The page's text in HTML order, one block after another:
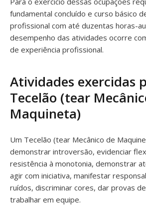
fundamental concluído e curso básico
profissional com até duzentas horas-
desempenho das atividades ocorre
de experiência profissional.
Atividades exercidas
Tecelão (tear
Maquineta)
Um Tecelão (tear Mecânico de
demonstrar introversão, evidenciar
resistência à monotonia, demonstrar
agir com iniciativa, manifestar
ruídos, discriminar cores, dar provas
trabalhar em equipe.